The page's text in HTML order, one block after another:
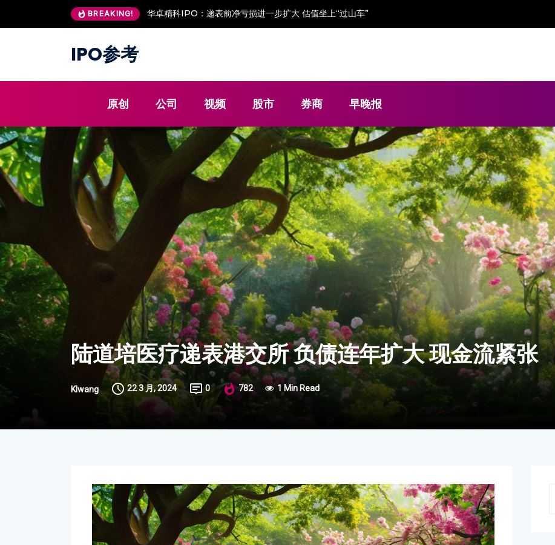
BREAKING!
前净亏损进一步扩大 估值坐上“过山车”安澜万锦IPO：客户低价入股 现金流“吃紧”依赖大客户
IPO参考
原创 公司 视频 股市 券商 早晚报
陆道培医疗递表港交所 负债连年扩大 现金流紧张
Klwang 22 3 月, 2024 0 782 1 Min Read